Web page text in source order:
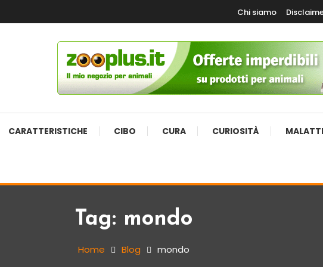
Chi siamo
CARATTERISTICHE CIBO CURA CURIOSITÀ
Tag: mondo
Home Blog mondo